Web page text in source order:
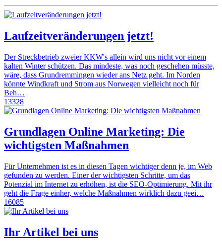
Laufzeitveränderungen jetzt!
Der Streckbetrieb zweier KKW's allein wird uns nicht vor einem
kalten Winter schützen. Das mindeste, was noch geschehen müsste,
wäre, dass Grundremmingen wieder ans Netz geht. Im Norden
könnte Windkraft und Strom aus Norwegen vielleicht noch für
Beh…
13328
Grundlagen Online Marketing: Die
wichtigsten Maßnahmen
Für Unternehmen ist es in diesen Tagen wichtiger denn je, im Web
gefunden zu werden. Einer der wichtigsten Schritte, um das
Potenzial im Internet zu erhöhen, ist die SEO-Optimierung. Mit ihr
geht die Frage einher, welche Maßnahmen wirklich dazu geei…
16085
Ihr Artikel bei uns